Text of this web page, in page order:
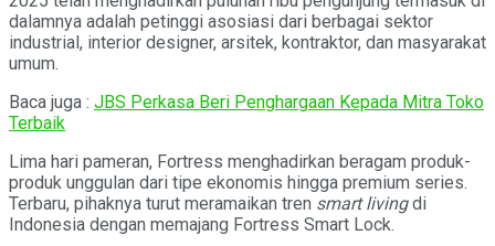
dalamnya adalah petinggi asosiasi dari berbagai sektor
industrial, interior designer, arsitek, kontraktor, dan masyarakat
umum.
Baca juga : JBS Perkasa Beri Penghargaan Kepada Mitra Toko
Terbaik
Lima hari pameran, Fortress menghadirkan beragam produk-
produk unggulan dari tipe ekonomis hingga premium series.
Terbaru, pihaknya turut meramaikan tren smart livingdi
Indonesia dengan memajang Fortress Smart Lock.